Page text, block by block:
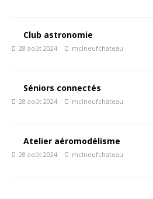
Club astronomie
28 août 2024 mclneufchateau
Séniors connectés
28 août 2024 mclneufchateau
Atelier aéromodélisme
28 août 2024 mclneufchateau